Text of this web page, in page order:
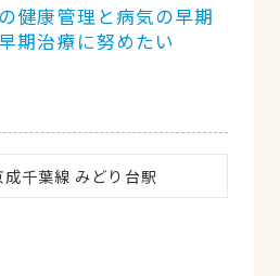
健康管理と病気の早期
期治療に努めたい
成千葉線 みどり台駅